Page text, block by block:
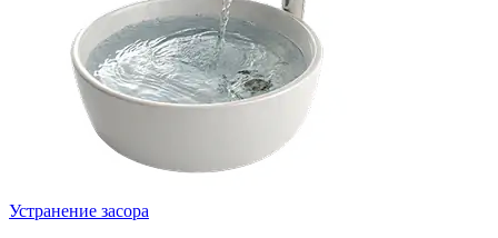
Устранение засора